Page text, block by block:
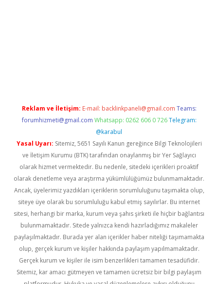
Reklam ve İletişim: E-mail: backlinkpaneli@gmail.com Teams:
forumhizmeti@gmail.com Whatsapp: 0262 606 0 726 Telegram:
@karabul
Yasal Uyarı: Sitemiz, 5651 Sayılı Kanun gereğince Bilgi Teknolojileri
ve İletişim Kurumu (BTK) tarafından onaylanmış bir Yer Sağlayıcı
olarak hizmet vermektedir. Bu nedenle, sitedeki içerikleri proaktif
olarak denetleme veya araştırma yükümlülüğümüz bulunmamaktadır.
Ancak, üyelerimiz yazdıkları içeriklerin sorumluluğunu taşımakta olup,
siteye üye olarak bu sorumluluğu kabul etmiş sayılırlar. Bu internet
sitesi, herhangi bir marka, kurum veya şahıs şirketi ile hiçbir bağlantısı
bulunmamaktadır. Sitede yalnızca kendi hazırladığımız makaleler
paylaşılmaktadır. Burada yer alan içerikler haber niteliği taşımamakta
olup, gerçek kurum ve kişiler hakkında paylaşım yapılmamaktadır.
Gerçek kurum ve kişiler ile isim benzerlikleri tamamen tesadüfidir.
Sitemiz, kar amacı gütmeyen ve tamamen ücretsiz bir bilgi paylaşım